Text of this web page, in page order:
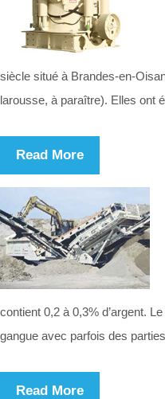
siècle situé à Brandes-en-
larousse, à paraître). Elles ont
Read More
contient 0,2 à 0,3% d’argent.
gangue avec parfois des
Read More